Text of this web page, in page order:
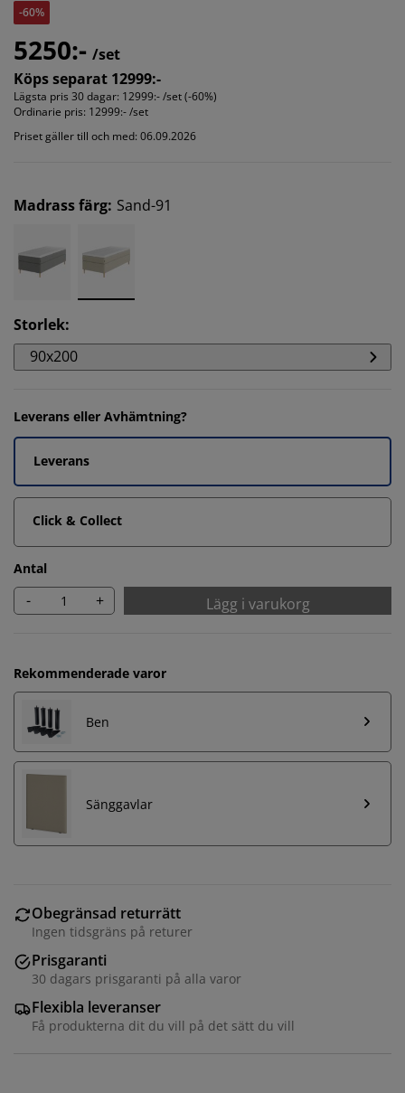
-60%
5250:- /set
Köps separat 12999:-
Lägsta pris 30 dagar: 12999:- /set (-60%)
Ordinarie pris: 12999:- /set
Priset gäller till och med: 06.09.2026
Madrass färg: Sand-91
Storlek:
90x200
Leverans eller Avhämtning?
Leverans
Click & Collect
Antal
- + Lägg i varukorg
Rekommenderade varor
Ben
Sänggavlar
Obegränsad returrätt
Ingen tidsgräns på returer
Prisgaranti
30 dagars prisgaranti på alla varor
Flexibla leveranser
Få produkterna dit du vill på det sätt du vill